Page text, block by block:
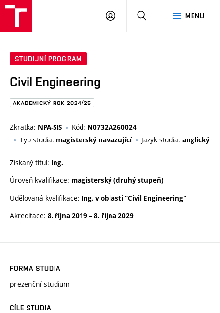
Brno
MENU
PŘIHLÁSIT
STUDIJNÍ PROGRAM
Civil Engineering
AKADEMICKÝ ROK 2024/25
Zkratka: NPA-SIS Kód: N0732A260024
Typ studia: magisterský navazující Jazyk studia: anglický
Získaný titul: Ing.
Úroveň kvalifikace: magisterský (druhý stupeň)
Udělovaná kvalifikace: Ing. v oblasti "Civil Engineering"
Akreditace: 8. října 2019–8. října 2029
FORMA STUDIA
prezenční studium
CÍLE STUDIA